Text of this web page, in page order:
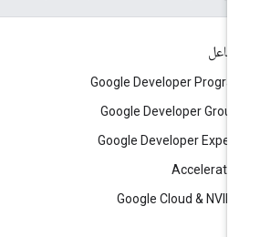
Google Developer
Google Developer
Google Developer
Google Cloud &